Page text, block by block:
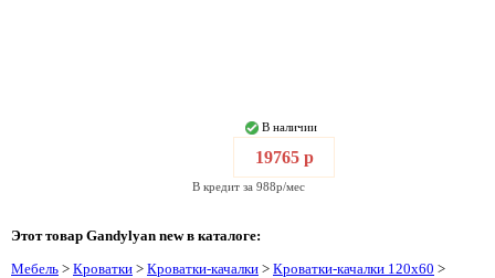
В наличии
19765 р
В кредит за 988р/мес
Этот товар Gandylyan new в каталоге:
Мебель > Кроватки > Кроватки-качалки > Кроватки-качалки 120х60 >